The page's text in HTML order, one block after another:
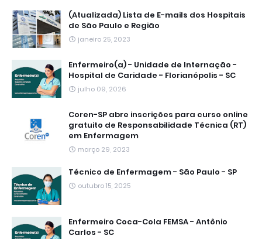
(Atualizada) Lista de E-mails dos Hospitais
de São Paulo e Região
janeiro 25, 2023
Enfermeiro(a) - Unidade de Internação -
Hospital de Caridade - Florianópolis - SC
julho 09, 2026
Coren-SP abre inscrições para curso online
gratuito de Responsabilidade Técnica (RT)
em Enfermagem
março 29, 2023
Técnico de Enfermagem - São Paulo - SP
outubro 15, 2025
Enfermeiro Coca-Cola FEMSA - Antônio
Carlos - SC